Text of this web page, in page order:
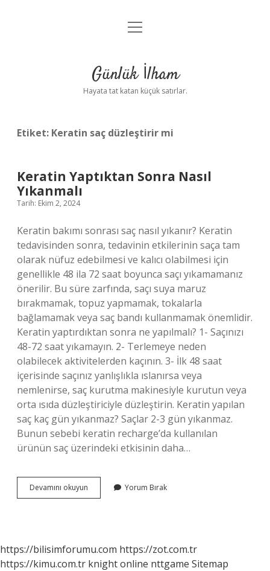
Anasayfa
Yasal Uyarı
menüyü
Günlük İlham
Hayata tat katan küçük satırlar.
Etiket: Keratin saç düzleştirir mi
Keratin Yaptıktan Sonra Nasıl
Yıkanmalı
Tarih: Ekim 2, 2024
Keratin bakımı sonrası saç nasıl yıkanır? Keratin
tedavisinden sonra, tedavinin etkilerinin saça tam
olarak nüfuz edebilmesi ve kalıcı olabilmesi için
genellikle 48 ila 72 saat boyunca saçı yıkamamanız
önerilir. Bu süre zarfında, saçı suya maruz
bırakmamak, topuz yapmamak, tokalarla
bağlamamak veya saç bandı kullanmamak önemlidir.
Keratin yaptırdıktan sonra ne yapılmalı? 1- Saçınızı
48-72 saat yıkamayın. 2- Terlemeye neden
olabilecek aktivitelerden kaçının. 3- İlk 48 saat
içerisinde saçınız yanlışlıkla ıslanırsa veya
nemlenirse, saç kurutma makinesiyle kurutun veya
orta ısıda düzleştiriciyle düzleştirin. Keratin yapılan
saç kaç gün yıkanmaz? Saçlar 2-3 gün yıkanmaz.
Bunun sebebi keratin recharge’da kullanılan
ürünün saç üzerindeki etkisinin daha…
Devamını okuyun
Yaptıktan
Yorum Bırak
https://bilisimforumu.com https://zot.com.tr
https://kimu.com.tr knight online nttgame Sitemap